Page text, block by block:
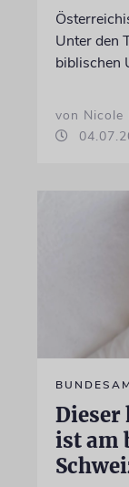
Unter den
biblischen
von Nicole
Dieser
ist am